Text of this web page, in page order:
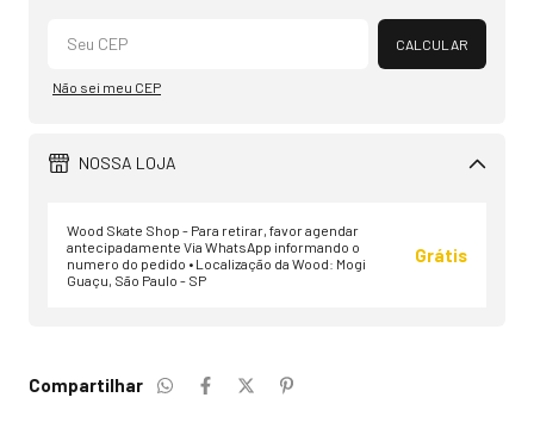
Alterar CEP
CALCULAR
Não sei meu CEP
NOSSA LOJA
Wood Skate Shop - Para retirar, favor agendar
antecipadamente Via WhatsApp informando o
numero do pedido • Localização da Wood: Mogi
Guaçu, São Paulo - SP
Grátis
Compartilhar